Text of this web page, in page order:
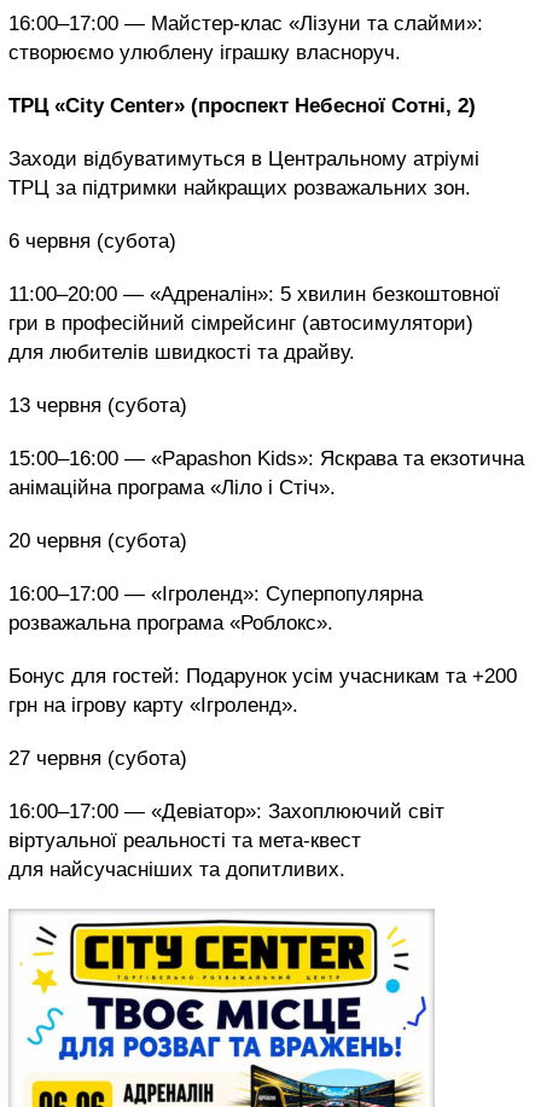
16:00–17:00 — Майстер-клас «Лізуни та слайми»:
створюємо улюблену іграшку власноруч.
ТРЦ «City Center» (проспект Небесної Сотні, 2)
Заходи відбуватимуться в Центральному атріумі
ТРЦ за підтримки найкращих розважальних зон.
6 червня (субота)
11:00–20:00 — «Адреналін»: 5 хвилин безкоштовної
гри в професійний сімрейсинг (автосимулятори)
для любителів швидкості та драйву.
13 червня (субота)
15:00–16:00 — «Papashon Kids»: Яскрава та екзотична
анімаційна програма «Ліло і Стіч».
20 червня (субота)
16:00–17:00 — «Ігроленд»: Суперпопулярна
розважальна програма «Роблокс».
Бонус для гостей: Подарунок усім учасникам та +200
грн на ігрову карту «Ігроленд».
27 червня (субота)
16:00–17:00 — «Девіатор»: Захоплюючий світ
віртуальної реальності та мета-квест
для найсучасніших та допитливих.